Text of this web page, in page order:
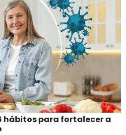
hábitos para fortalecer a